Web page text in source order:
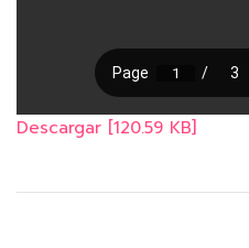
Descargar [120.59 KB]